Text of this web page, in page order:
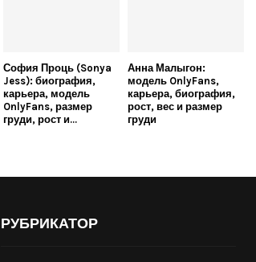
София Проць (Sonya
Jess): биография,
карьера, модель
OnlyFans, размер
груди, рост и...
Анна Малыгон:
модель OnlyFans,
карьера, биография,
рост, вес и размер
груди
РУБРИКАТОР